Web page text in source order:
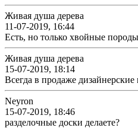
Живая душа дерева
11-07-2019, 16:44
Есть, но только хвойные
Живая душа дерева
15-07-2019, 18:14
Всегда в продаже
Neyron
15-07-2019, 18:46
разделочные доски делаете?